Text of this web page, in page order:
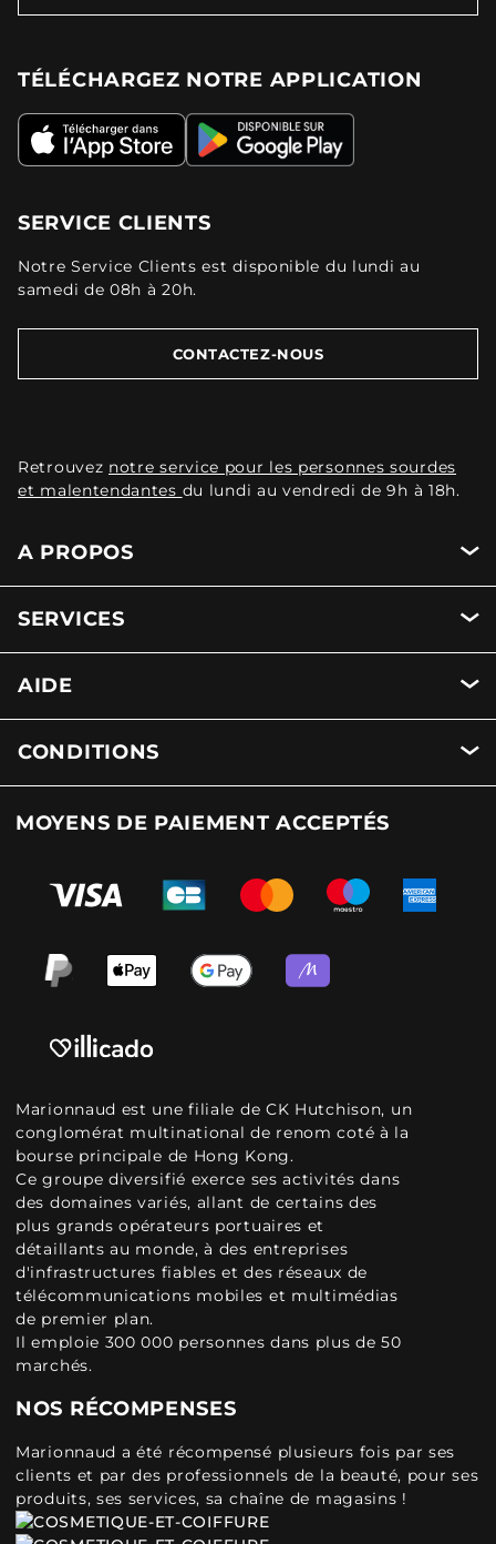
TÉLÉCHARGEZ NOTRE APPLICATION
SERVICE CLIENTS
Notre Service Clients est disponible du lundi au
samedi de 08h à 20h.
CONTACTEZ-NOUS
Retrouvez notre service pour les personnes sourdes
et malentendantes du lundi au vendredi de 9h à 18h.
A PROPOS
SERVICES
AIDE
CONDITIONS
MOYENS DE PAIEMENT ACCEPTÉS
Marionnaud est une filiale de CK Hutchison, un
conglomérat multinational de renom coté à la
bourse principale de Hong Kong.
Ce groupe diversifié exerce ses activités dans
des domaines variés, allant de certains des
plus grands opérateurs portuaires et
détaillants au monde, à des entreprises
d'infrastructures fiables et des réseaux de
télécommunications mobiles et multimédias
de premier plan.
Il emploie 300 000 personnes dans plus de 50
marchés.
NOS RÉCOMPENSES
Marionnaud a été récompensé plusieurs fois par ses
clients et par des professionnels de la beauté, pour ses
produits, ses services, sa chaîne de magasins !